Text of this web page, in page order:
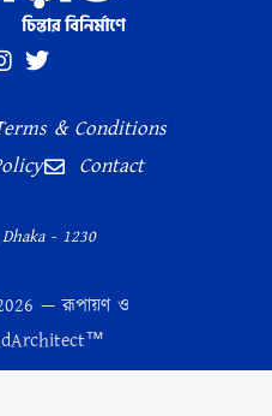
& Conditions
Contact
- 1230
— রূপায়ণ ও